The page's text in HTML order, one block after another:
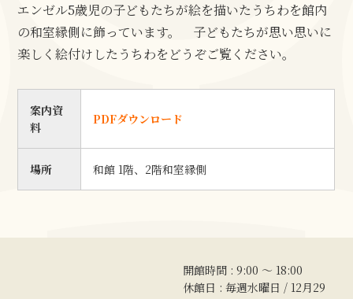
エンゼル5歳児の子どもたちが絵を描いたうちわを館内
の和室縁側に飾っています。 子どもたちが思い思いに
楽しく絵付けしたうちわをどうぞご覧ください。
案内資
料
PDFダウンロード
場所 和館 1階、2階和室縁側
開館時間 : 9:00 〜 18:00
休館日 : 毎週水曜日 / 12月29